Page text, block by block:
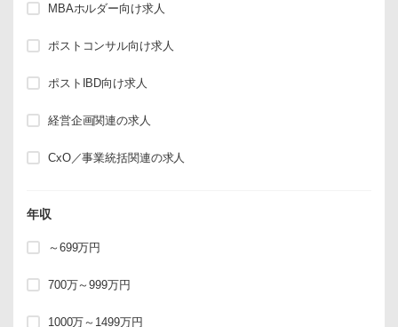
MBAホルダー向け求人
ポストコンサル向け求人
ポストIBD向け求人
経営企画関連の求人
CxO／事業統括関連の求人
年収
～699万円
700万～999万円
1000万～1499万円